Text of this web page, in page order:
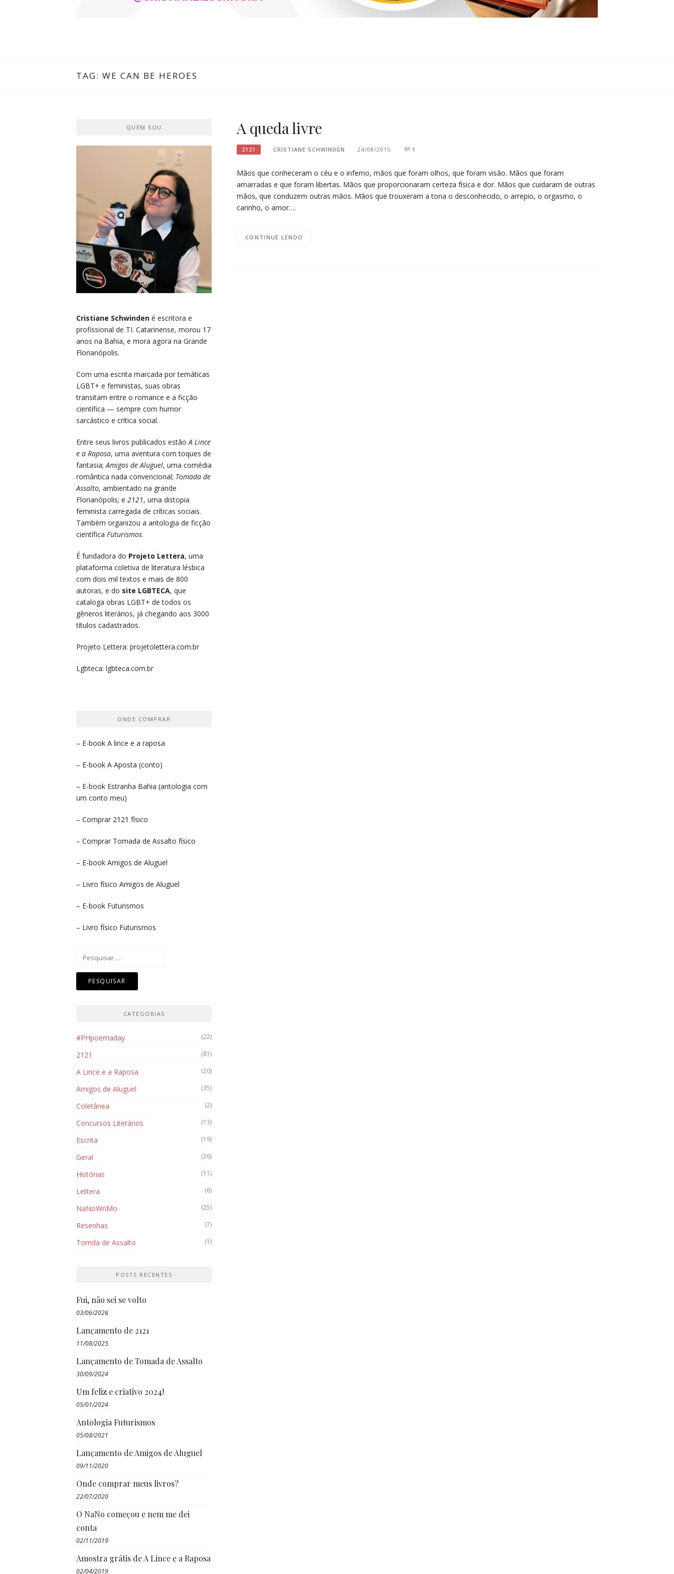
TAG: WE CAN BE HEROES
A queda livre
2121 CRISTIANE SCHWINDEN 24/08/2015 1
Mãos que conheceram o céu e o inferno, mãos que foram olhos, que foram visão. Mãos que foram
amarradas e que foram libertas. Mãos que proporcionaram certeza física e dor. Mãos que cuidaram de outras
mãos, que conduzem outras mãos. Mãos que trouxeram a tona o desconhecido, o arrepio, o orgasmo, o
carinho, o amor….
CONTINUE LENDO
QUEM SOU
Cristiane Schwinden é escritora e
profissional de TI. Catarinense, morou 17
anos na Bahia, e mora agora na Grande
Florianópolis.
Com uma escrita marcada por temáticas
LGBT+ e feministas, suas obras
transitam entre o romance e a ficção
científica — sempre com humor
sarcástico e crítica social.
Entre seus livros publicados estão A Lince
e a Raposa, uma aventura com toques de
fantasia; Amigos de Aluguel, uma comédia
romântica nada convencional; Tomada de
Assalto, ambientado na grande
Florianópolis; e 2121, uma distopia
feminista carregada de críticas sociais.
Também organizou a antologia de ficção
científica Futurismos.
É fundadora do Projeto Lettera, uma
plataforma coletiva de literatura lésbica
com dois mil textos e mais de 800
autoras, e do site LGBTECA, que
cataloga obras LGBT+ de todos os
gêneros literários, já chegando aos 3000
títulos cadastrados.
Projeto Lettera: projetolettera.com.br
Lgbteca: lgbteca.com.br
ONDE COMPRAR
– E-book A lince e a raposa
– E-book A Aposta (conto)
– E-book Estranha Bahia (antologia com
um conto meu)
– Comprar 2121 físico
– Comprar Tomada de Assalto físico
– E-book Amigos de Aluguel
– Livro físico Amigos de Aluguel
– E-book Futurismos
– Livro físico Futurismos
CATEGORIAS
#PHpoemaday (22)
2121 (81)
A Lince e a Raposa (20)
Amigos de Aluguel (35)
Coletânea (2)
Concursos Literários (13)
Escrita (19)
Geral (26)
Histórias (11)
Lettera (6)
NaNoWriMo (25)
Resenhas (7)
Tomda de Assalto (1)
POSTS RECENTES
Fui, não sei se volto
03/06/2026
Lançamento de 2121
11/08/2025
Lançamento de Tomada de Assalto
30/09/2024
Um feliz e criativo 2024!
05/01/2024
Antologia Futurismos
05/08/2021
Lançamento de Amigos de Aluguel
09/11/2020
Onde comprar meus livros?
22/07/2020
O NaNo começou e nem me dei
conta
02/11/2019
Amostra grátis de A Lince e a Raposa
02/04/2019